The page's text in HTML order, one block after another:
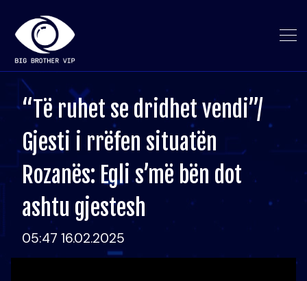
“Të ruhet se dridhet vendi”/
Gjesti i rrëfen situatën
Rozanës: Egli s’më bën dot
ashtu gjestesh
05:47 16.02.2025